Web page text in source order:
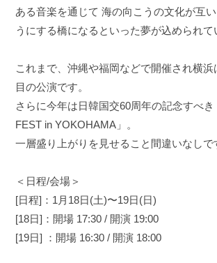
ある音楽を通じて 海の向こうの文化が互
うにする橋になるといった夢が込められて
これまで、沖縄や福岡などで開催され横
目の公演です。
さらに今年は日韓国交60周年の記念すべき
FEST in YOKOHAMA」。
一層盛り上がりを見せること間違いなしで
＜日程/会場＞
[日程]：1月18日(土)〜19日(日)
[18日]：開場 17:30 / 開演 19:00
[19日] ：開場 16:30 / 開演 18:00